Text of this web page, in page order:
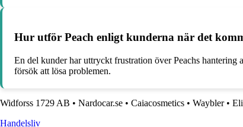
Hur utför Peach enligt kunderna när det
En del kunder har uttryckt frustration över Peachs hantering
försök att lösa problemen.
Widforss 1729 AB • Nardocar.se • Caiacosmetics • Waybler•
Handelsliv